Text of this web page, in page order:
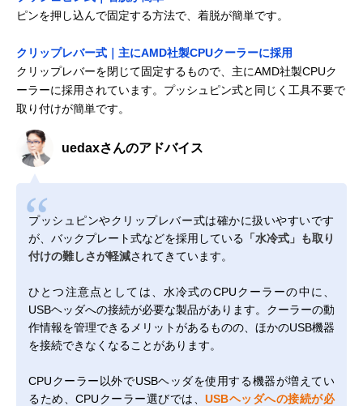
ピンを押し込んで固定する方法で、着脱が簡単です。
クリップレバー式｜主にAMD社製CPUクーラーに採用
クリップレバーを閉じて固定するもので、主にAMD社製CPUク
ーラーに採用されています。プッシュピン式と同じく工具不要で
取り付けが簡単です。
uedaxさんのアドバイス
プッシュピンやクリップレバー式は確かに扱いやすいです
が、バックプレート式などを採用している 「水冷式」も取り
付けの難しさが軽減されてきています。
ひとつ注意点としては、水冷式のCPUクーラーの中に、
USBヘッダへの接続が必要な製品があります。クーラーの動
作情報を管理できるメリットがあるものの、ほかのUSB機器
を接続できなくなることがあります。
CPUクーラー以外でUSBヘッダを使用する機器が増えてい
るため、CPUクーラー選びでは、USBヘッダへの接続が必